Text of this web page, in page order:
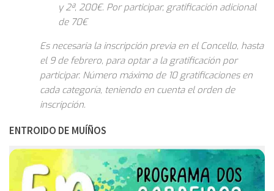
y 2ª, 200€. Por participar, gratificación adicional
de 70€
Es necesaria la inscripción previa en el Concello, hasta
el 9 de febrero, para optar a la gratificación por
participar. Número máximo de 10 gratificaciones en
cada categoría, teniendo en cuenta el orden de
inscripción.
ENTROIDO DE MUÍÑOS